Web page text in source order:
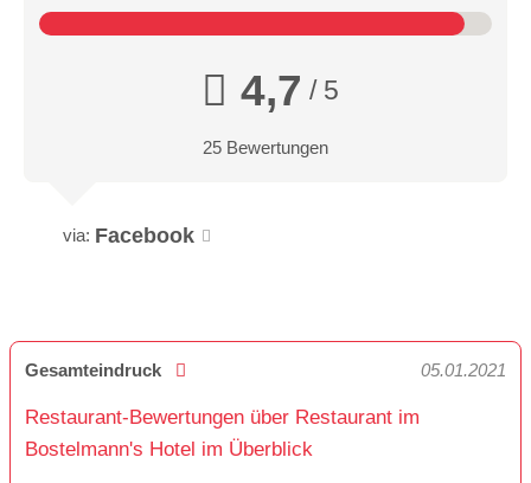
4,7 / 5
25 Bewertungen
via: Facebook
Gesamteindruck 05.01.2021
Restaurant-Bewertungen über Restaurant im
Bostelmann's Hotel im Überblick